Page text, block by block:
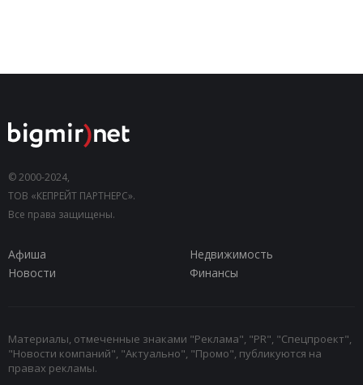
© 2000-2024,
ТОВ «КЕПРЕЙТ ПАРТНЕРС».
Все права защищены.
Афиша
Недвижимость
Новости
Финансы
Материалы, отмеченные знаками "Реклама", "PR", "Спецпроект",
"Новости компаний", "Актуально", "Промо", публикуются на
правах рекламы.